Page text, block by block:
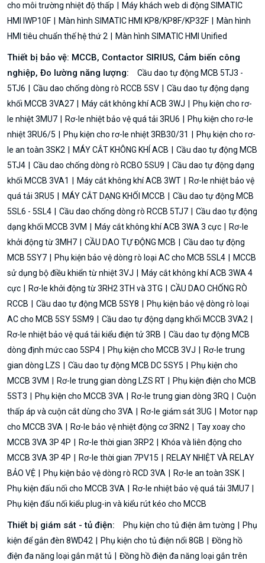
cho môi trường nhiệt độ thấp
Máy khách web di động SIMATIC
HMI IWP10F
Màn hình SIMATIC HMI KP8/KP8F/KP32F
Màn hình
HMI tiêu chuẩn thế hệ thứ 2
Màn hình SIMATIC HMI Unified
Thiết bị bảo vệ: MCCB, Contactor SIRIUS, Cảm biến công
nghiệp, Đo lường năng lượng:
Cầu dao tự động MCB 5TJ3 -
5TJ6
Cầu dao chống dòng rò RCCB 5SV
Cầu dao tự động dạng
khối MCCB 3VA27
Máy cắt không khí ACB 3WJ
Phụ kiện cho rơ-
le nhiệt 3MU7
Rơ-le nhiệt bảo vệ quá tải 3RU6
Phụ kiện cho rơ-le
nhiệt 3RU6/5
Phụ kiện cho rơ-le nhiệt 3RB30/31
Phụ kiện cho rơ-
le an toàn 3SK2
MÁY CẮT KHÔNG KHÍ ACB
Cầu dao tự động MCB
5TJ4
Cầu dao chống dòng rò RCBO 5SU9
Cầu dao tự động dạng
khối MCCB 3VA1
Máy cắt không khí ACB 3WT
Rơ-le nhiệt bảo vệ
quá tải 3RU5
MÁY CẮT DẠNG KHỐI MCCB
Cầu dao tự động MCB
5SL6 - 5SL4
Cầu dao chống dòng rò RCCB 5TJ7
Cầu dao tự động
dạng khối MCCB 3VM
Máy cắt không khí ACB 3WA 3 cực
Rơ-le
khởi động từ 3MH7
CẦU DAO TỰ ĐỘNG MCB
Cầu dao tự động
MCB 5SY7
Phụ kiện bảo vệ dòng rò loại AC cho MCB 5SL4
MCCB
sử dụng bộ điều khiển từ nhiệt 3VJ
Máy cắt không khí ACB 3WA 4
cực
Rơ-le khởi động từ 3RH2 3TH và 3TG
CẦU DAO CHỐNG RÒ
RCCB
Cầu dao tự động MCB 5SY8
Phụ kiện bảo vệ dòng rò loại
AC cho MCB 5SY 5SM9
Cầu dao tự động dạng khối MCCB 3VA2
Rơ-le nhiệt bảo vệ quá tải kiểu điện tử 3RB
Cầu dao tự động MCB
dòng định mức cao 5SP4
Phụ kiện cho MCCB 3VJ
Rơ-le trung
gian dòng LZS
Cầu dao tự động MCB DC 5SY5
Phụ kiện cho
MCCB 3VM
Rơ-le trung gian dòng LZS RT
Phụ kiện điện cho MCB
5ST3
Phụ kiện cho MCCB 3VA Rơ-le trung gian dòng 3RQ
Cuộn
thấp áp và cuộn cắt dùng cho 3VA
Rơ-le giám sát 3UG
Motor nạp
cho MCCB 3VA
Rơ-le bảo vệ nhiệt động cơ 3RN2
Tay xoay cho
MCCB 3VA 3P 4P
Rơ-le thời gian 3RP2
Khóa và liên động cho
MCCB 3VA 3P 4P
Rơ-le thời gian 7PV15
RELAY NHIỆT VÀ RELAY
BẢO VỆ
Phụ kiện bảo vệ dòng rò RCD 3VA
Rơ-le an toàn 3SK
Phụ kiện đấu nối cho MCCB 3VA
Rơ-le nhiệt bảo vệ quá tải 3MU7
Phụ kiện đấu nối kiểu plug-in và kiểu rút kéo cho MCCB
Thiết bị giám sát - tủ điện: Phụ kiện cho tủ điện âm tường
Phụ
kiện để gắn đèn 8WD42
Phụ kiện cho tủ điện nổi 8GB
Đồng hồ
điện đa năng loại gắn mặt tủ
Đồng hồ điện đa năng loại gắn trên